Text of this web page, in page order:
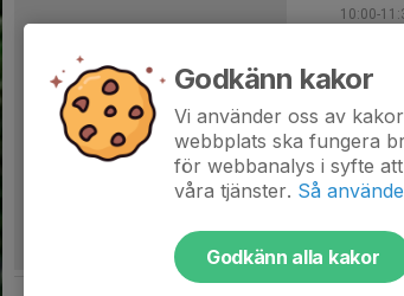
10:00-
10:00-
Hela
Godkänn kakor
Vi använder oss av
webbplats ska fungera
för webbanalys i syfte
våra tjänster. Så
Godkänn alla kakor